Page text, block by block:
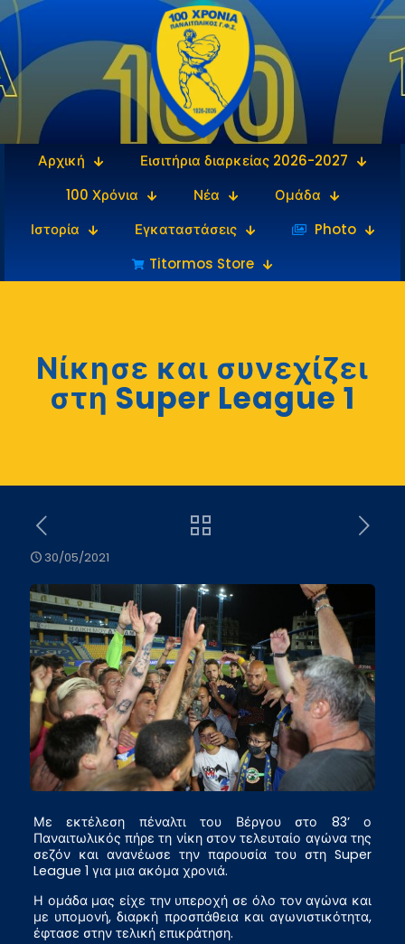
Αρχική
Εισιτήρια διαρκείας 2026-2027
100 Χρόνια
Νέα
Ομάδα
Ιστορία
Εγκαταστάσεις
‎‏‏‎ ‎Photo
Titormos Store
Νίκησε και συνεχίζει
στη Super League 1
30/05/2021
Με εκτέλεση πέναλτι του Βέργου στο 83’ ο
Παναιτωλικός πήρε τη νίκη στον τελευταίο αγώνα της
σεζόν και ανανέωσε την παρουσία του στη Super
League 1 για μια ακόμα χρονιά.
Η ομάδα μας είχε την υπεροχή σε όλο τον αγώνα και
με υπομονή, διαρκή προσπάθεια και αγωνιστικότητα,
έφτασε στην τελική επικράτηση.